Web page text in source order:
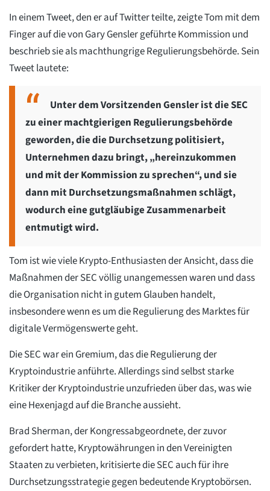
In einem Tweet, den er auf Twitter teilte, zeigte Tom mit dem
Finger auf die von Gary Gensler geführte Kommission und
beschrieb sie als machthungrige Regulierungsbehörde. Sein
Tweet lautete:
Unter dem Vorsitzenden Gensler ist die SEC
zu einer machtgierigen Regulierungsbehörde
geworden, die die Durchsetzung politisiert,
Unternehmen dazu bringt, „hereinzukommen
und mit der Kommission zu sprechen“, und sie
dann mit Durchsetzungsmaßnahmen schlägt,
wodurch eine gutgläubige Zusammenarbeit
entmutigt wird.
Tom ist wie viele Krypto-Enthusiasten der Ansicht, dass die
Maßnahmen der SEC völlig unangemessen waren und dass
die Organisation nicht in gutem Glauben handelt,
insbesondere wenn es um die Regulierung des Marktes für
digitale Vermögenswerte geht.
Die SEC war ein Gremium, das die Regulierung der
Kryptoindustrie anführte. Allerdings sind selbst starke
Kritiker der Kryptoindustrie unzufrieden über das, was wie
eine Hexenjagd auf die Branche aussieht.
Brad Sherman, der Kongressabgeordnete, der zuvor
gefordert hatte, Kryptowährungen in den Vereinigten
Staaten zu verbieten, kritisierte die SEC auch für ihre
Durchsetzungsstrategie gegen bedeutende Kryptobörsen.